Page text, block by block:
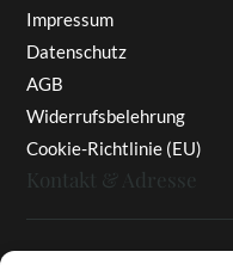
Impressum
Datenschutz
AGB
Widerrufsbelehrung
Cookie-Richtlinie (EU)
Kontakt & Adresse